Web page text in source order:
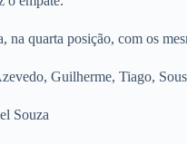
quarta posição, com os
Guilherme, Tiago,
Souza